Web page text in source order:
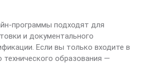
программы подходят для
и документального
Если вы только входите в
технического образования —